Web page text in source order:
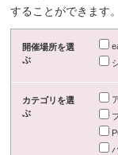
することができます。
開催場所を選
ぶ
カテゴリを選
ぶ